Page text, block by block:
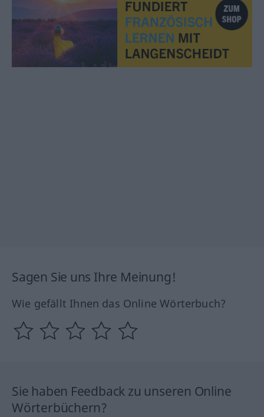
Sagen Sie uns Ihre Meinung!
Wie gefällt Ihnen das Online Wörterbuch?
Sie haben Feedback zu unseren Online
Wörterbüchern?